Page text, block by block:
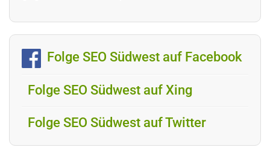
Folge SEO Südwest auf Facebook
Folge SEO Südwest auf Xing
Folge SEO Südwest auf Twitter